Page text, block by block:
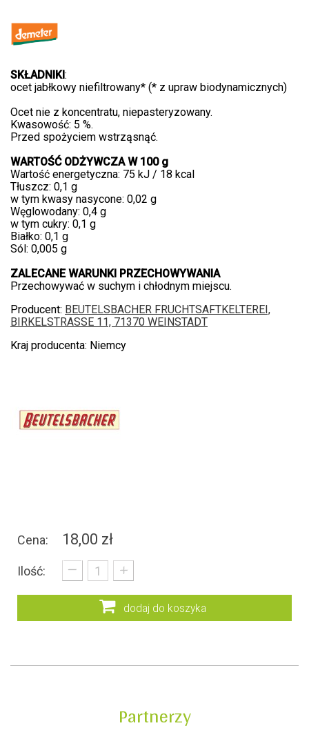
SKŁADNIKI:
ocet jabłkowy niefiltrowany* (* z upraw biodynamicznych)
Ocet nie z koncentratu, niepasteryzowany.
Kwasowość: 5 %.
Przed spożyciem wstrząsnąć.
WARTOŚĆ ODŻYWCZA W 100 g
Wartość energetyczna: 75 kJ / 18 kcal
Tłuszcz: 0,1 g
w tym kwasy nasycone: 0,02 g
Węglowodany: 0,4 g
w tym cukry: 0,1 g
Białko: 0,1 g
Sól: 0,005 g
ZALECANE WARUNKI PRZECHOWYWANIA
Przechowywać w suchym i chłodnym miejscu.
Producent: BEUTELSBACHER FRUCHTSAFTKELTEREI,
BIRKELSTRASSE 11, 71370 WEINSTADT
Kraj producenta: Niemcy
Cena: 18,00 zł
Ilość:
_ +
dodaj do koszyka
Partnerzy